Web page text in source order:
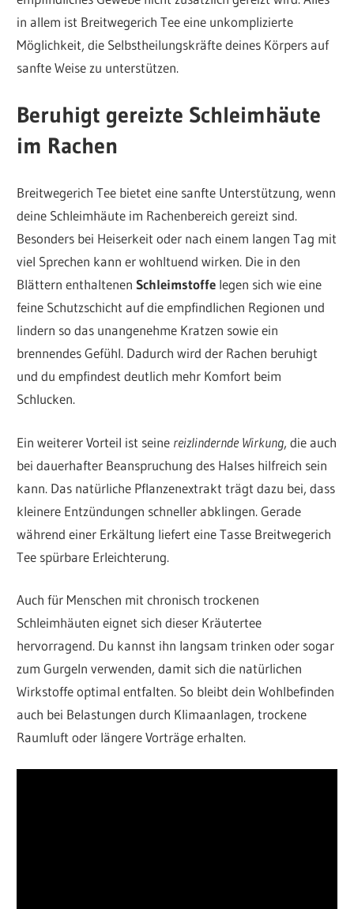
in allem ist Breitwegerich Tee eine unkomplizierte
Möglichkeit, die Selbstheilungskräfte deines Körpers auf
sanfte Weise zu unterstützen.
Beruhigt gereizte Schleimhäute
im Rachen
Breitwegerich Tee bietet eine sanfte Unterstützung, wenn
deine Schleimhäute im Rachenbereich gereizt sind.
Besonders bei Heiserkeit oder nach einem langen Tag mit
viel Sprechen kann er wohltuend wirken. Die in den
Blättern enthaltenenSchleimstoffe legen sich wie eine
feine Schutzschicht auf die empfindlichen Regionen und
lindern so das unangenehme Kratzen sowie ein
brennendes Gefühl. Dadurch wird der Rachen beruhigt
und du empfindest deutlich mehr Komfort beim
Schlucken.
Ein weiterer Vorteil ist seine reizlindernde Wirkung, die auch
bei dauerhafter Beanspruchung des Halses hilfreich sein
kann. Das natürliche Pflanzenextrakt trägt dazu bei, dass
kleinere Entzündungen schneller abklingen. Gerade
während einer Erkältung liefert eine Tasse Breitwegerich
Tee spürbare Erleichterung.
Auch für Menschen mit chronisch trockenen
Schleimhäuten eignet sich dieser Kräutertee
hervorragend. Du kannst ihn langsam trinken oder sogar
zum Gurgeln verwenden, damit sich die natürlichen
Wirkstoffe optimal entfalten. So bleibt dein Wohlbefinden
auch bei Belastungen durch Klimaanlagen, trockene
Raumluft oder längere Vorträge erhalten.